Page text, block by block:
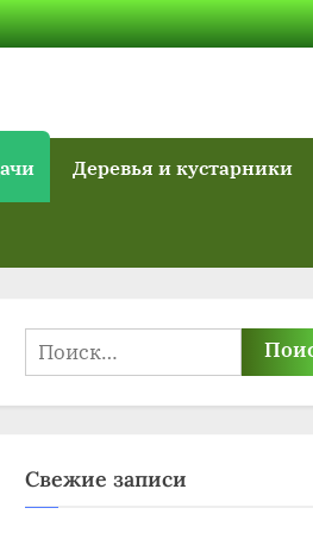
Деревья и кустарники
Найти:
Свежие записи